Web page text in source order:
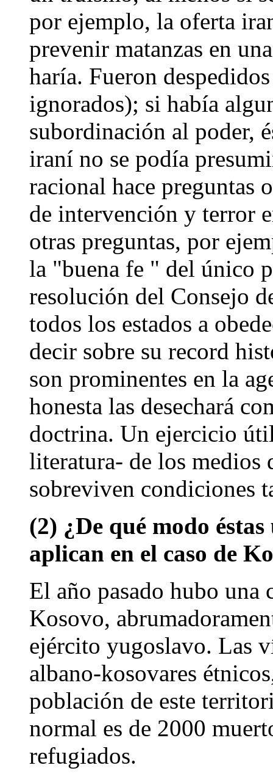
por ejemplo, la oferta
prevenir matanzas en
haría. Fueron
ignorados); si había
subordinación al poder,
iraní no se podía
racional hace preguntas
de intervención y terror
otras preguntas, por
la "buena fe " del único
resolución del Consejo
todos los estados a
decir sobre su record
son prominentes en la
honesta las desechará
doctrina. Un ejercicio
literatura- de los medios
sobreviven condiciones
(2) ¿De qué modo
aplican en el caso de
El año pasado hubo una
Kosovo,
ejército yugoslavo. Las
albano-kosovares
población de este
normal es de 2000
refugiados.